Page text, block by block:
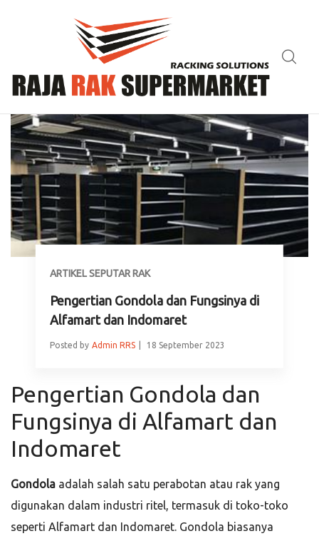
ARTIKEL SEPUTAR RAK
Pengertian Gondola dan Fungsinya di
Alfamart dan Indomaret
Posted by Admin RRS 18 September 2023
Pengertian Gondola dan
Fungsinya di Alfamart dan
Indomaret
Gondola adalah salah satu perabotan atau rak yang
digunakan dalam industri ritel, termasuk di toko-toko
seperti Alfamart dan Indomaret. Gondola biasanya